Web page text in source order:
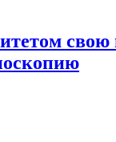
свою